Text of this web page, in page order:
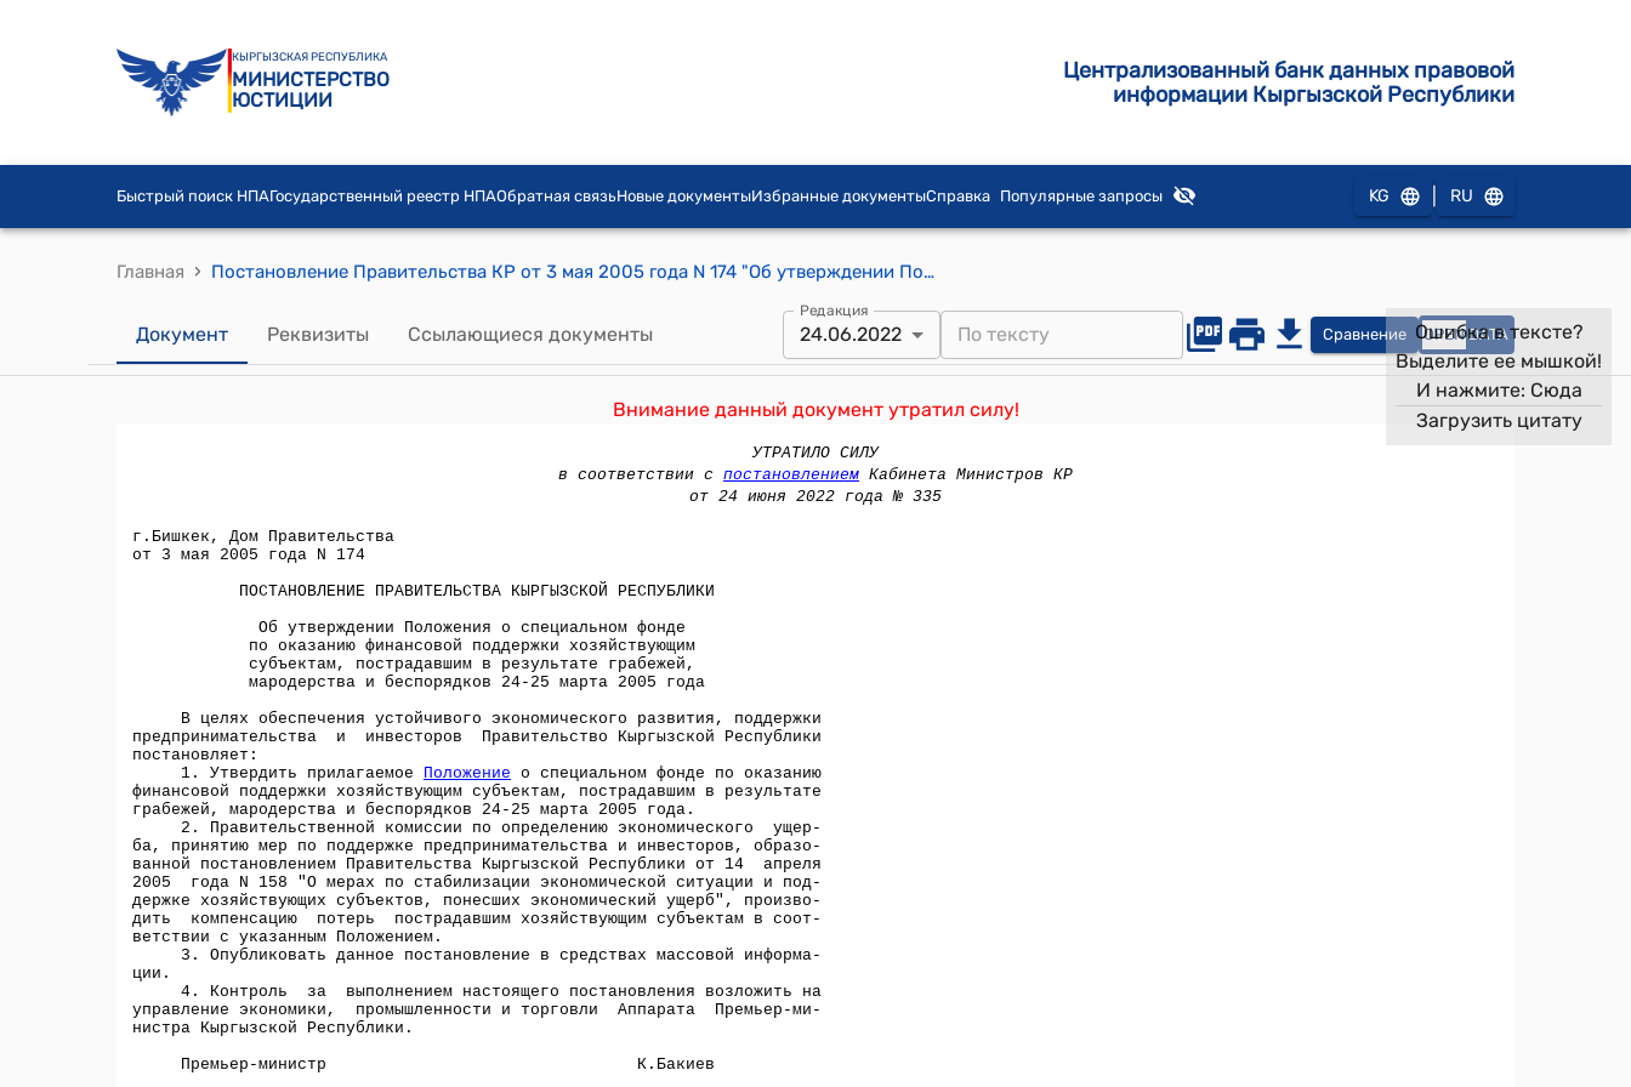
КЫРГЫЗСКАЯ РЕСПУБЛИКА
МИНИСТЕРСТВО
ЮСТИЦИИ
Централизованный банк данных правовой
информации Кыргызской Республики
Быстрый поиск НПАГосударственный реестр НПАОбратная связьНовые документыИзбранные документыСправка Популярные запросы KG RU
Главная › Постановление Правительства КР от 3 мая 2005 года N 174 "Об утверждении Положения о специальном фонде по оказанию финансовой поддержки хозяйствующим субъектам, пострадавшим в результате грабежей, мародерства и беспорядков 24-25 марта 2005 года"
Документ Реквизиты Ссылающиеся документы
Редакция
24.06.2022 Сравнение OPEN DATA
Внимание данный документ утратил силу!
Ошибка в тексте?
Выделите ее мышкой!
И нажмите: Сюда
Загрузить цитату